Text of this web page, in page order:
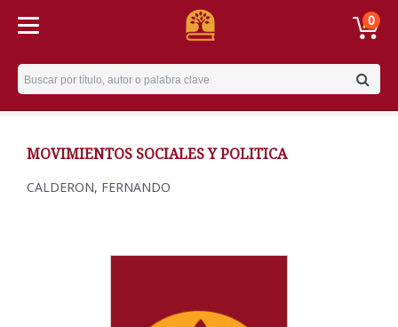
0
Username
MOVIMIENTOS SOCIALES Y POLITICA
CALDERON, FERNANDO